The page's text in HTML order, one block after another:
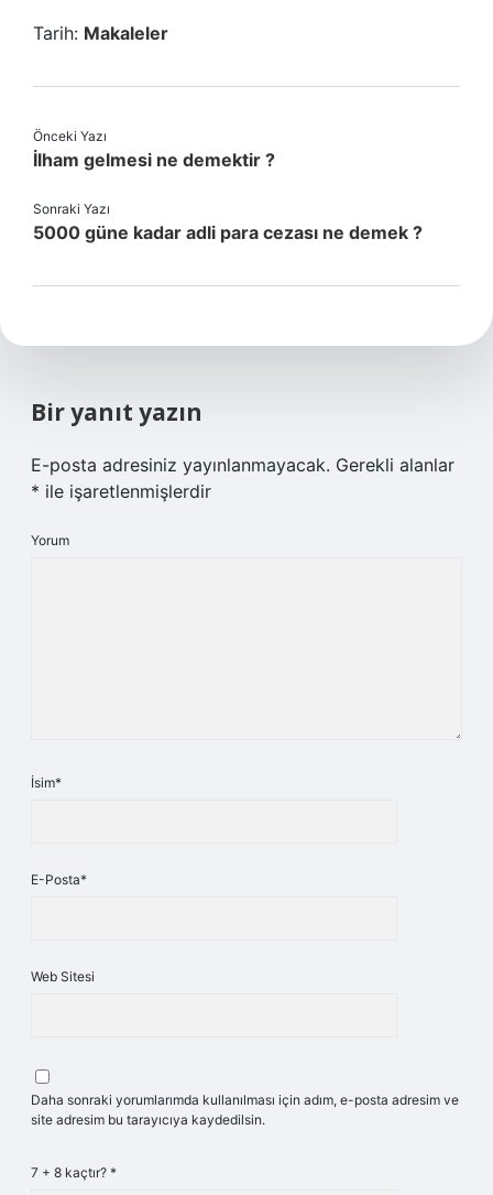
Tarih: Makaleler
Önceki Yazı
İlham gelmesi ne demektir ?
Sonraki Yazı
5000 güne kadar adli para cezası ne demek ?
Bir yanıt yazın
E-posta adresiniz yayınlanmayacak. Gerekli alanlar
* ile işaretlenmişlerdir
Yorum
İsim*
E-Posta*
Web Sitesi
Daha sonraki yorumlarımda kullanılması için adım, e-posta adresim ve
site adresim bu tarayıcıya kaydedilsin.
7 + 8 kaçtır? *